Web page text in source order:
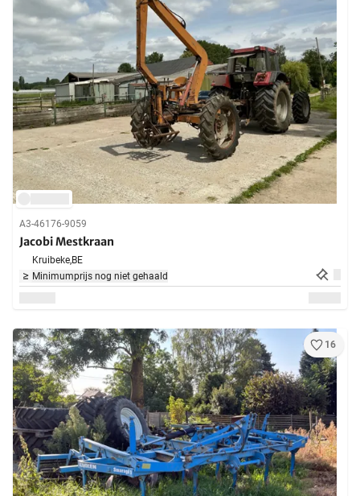
A3-46176-9059
Jacobi Mestkraan
Kruibeke,BE
Minimumprijs nog niet gehaald
16